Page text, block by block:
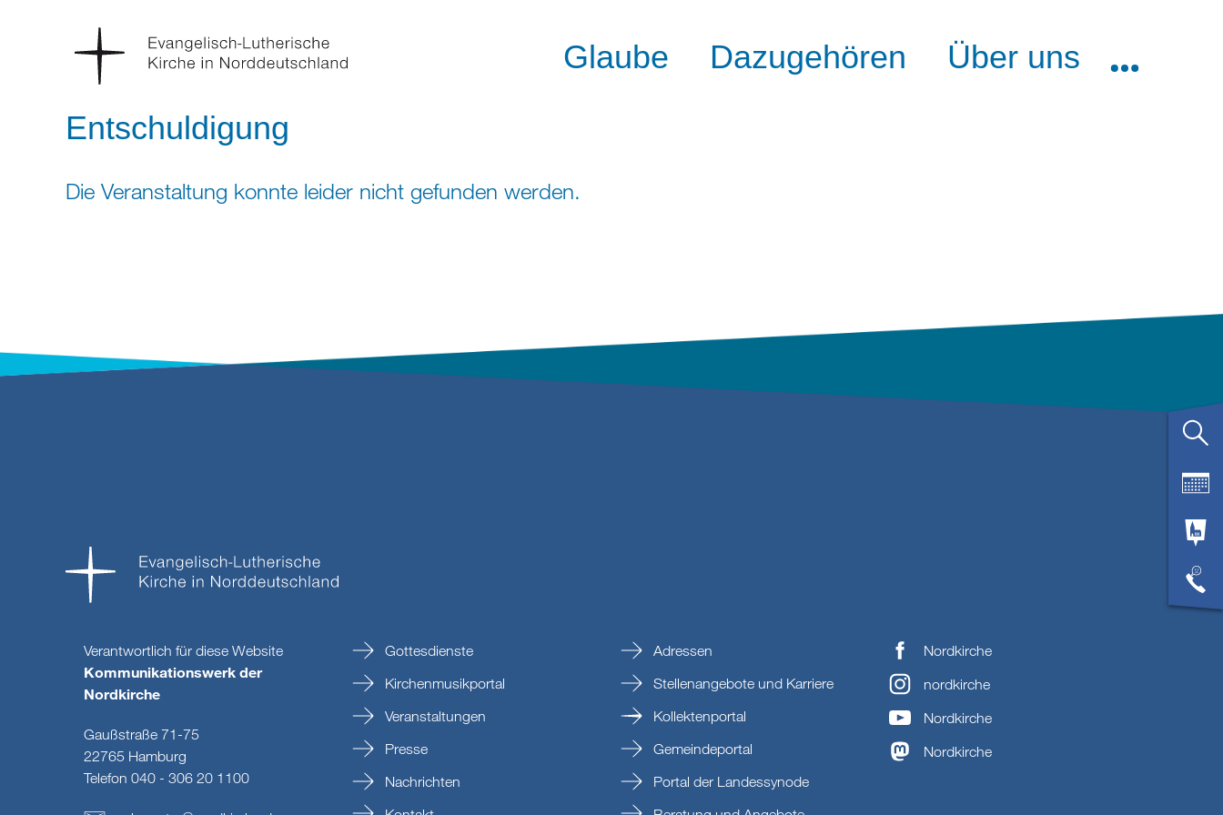
Glaube Dazugehören
Über uns
Entschuldigung
Die Veranstaltung konnte leider nicht gefunden werden.
Verantwortlich für diese Website
Kommunikationswerk der
Nordkirche
Gaußstraße 71-75
22765 Hamburg
Telefon 040 - 306 20 1100
Gottesdienste
Kirchenmusikportal
Veranstaltungen
Presse
Nachrichten
Adressen
Stellenangebote und Karriere
Kollektenportal
Gemeindeportal
Portal der Landessynode
Nordkirche
nordkirche
Nordkirche
Nordkirche